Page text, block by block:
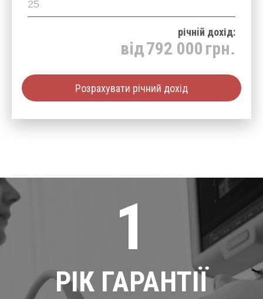
річнiй дохід:
від792 000 грн.
Розрахувати річний дохід
1
РІК ГАРАНТІЇ